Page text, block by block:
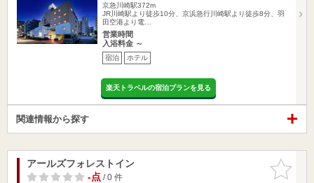
京急川崎駅372m
JR川崎駅より徒歩10分、京浜急行川崎駅より徒歩8分、羽
田空港より電…
営業時間
入浴料金 ～
宿泊 ホテル
楽天トラベルの宿泊プランを見る
関連情報から探す
お気に入
りに追加
アールズフォレストイン
-点/ 0 件